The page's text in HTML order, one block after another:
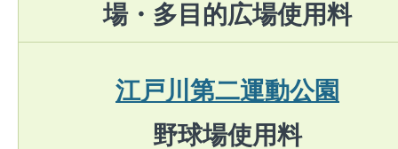
場・多目的広場使用料
江戸川第二運動公園
野球場使用料